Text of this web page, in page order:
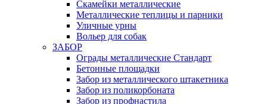
Скамейки металлические
Металлические теплицы и парники
Уличные урны
Вольер для собак
ЗАБОР
Ограды металлические Стандарт
Бетонные площадки
Забор из металлического штакетника
Забор из поликорбоната
Забор из профнастила